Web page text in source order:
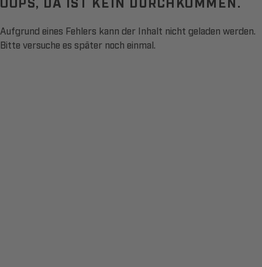
Aufgrund eines Fehlers kann der Inhalt nicht geladen werden.
Bitte versuche es später noch einmal.